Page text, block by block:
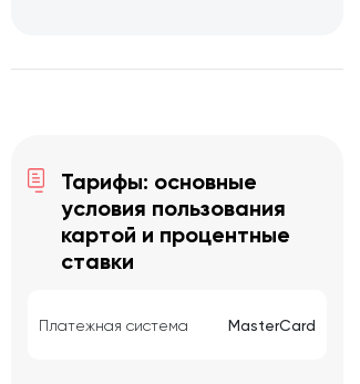
Тарифы: основные
условия пользования
картой и процентные
ставки
Платежная система MasterCard